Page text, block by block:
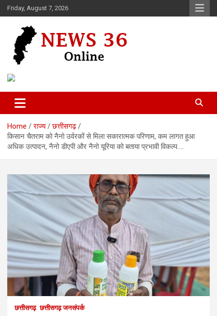
Skip
to
Friday, August 7, 2026
News 36
Home राज्य
छत्तीसगढ़
किसान चैतराम को नैनो उर्वरकों से मिला सकारात्मक परिणाम, कम लागत हुआ
अधिक उत्पादन, नैनो डीएपी और नैनो यूरिया को बताया प्रभावी विकल्प…..
छत्तीसगढ़ छत्तीसगढ़ जनसंपर्क